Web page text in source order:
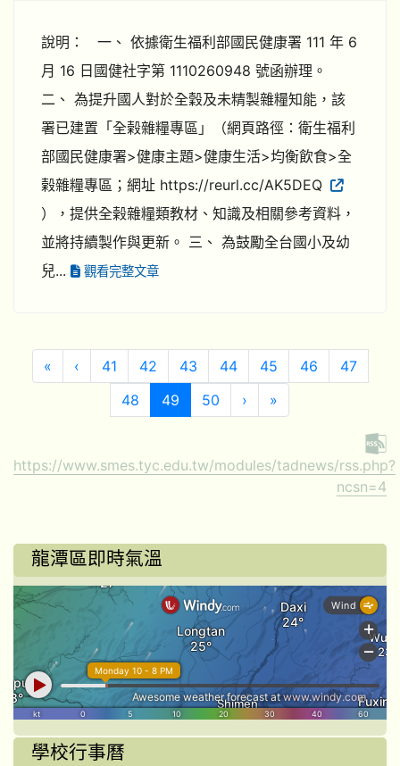
說明： 一、 依據衛生福利部國民健康署 111 年 6
月 16 日國健社字第 1110260948 號函辦理。
二、 為提升國人對於全穀及未精製雜糧知能，該
署已建置「全榖雜糧專區」（網頁路徑：衛生福利
部國民健康署>健康主題>健康生活>均衡飲食>全
榖雜糧專區；網址 https://reurl.cc/AK5DEQ
），提供全榖雜糧類教材、知識及相關參考資料，
並將持續製作與更新。 三、 為鼓勵全台國小及幼
兒...
觀看完整文章
«第一頁
‹上一頁
41 42 43 44 45 46
47
48
49 (目前頁次)
50 › 下一頁
»
https://www.smes.tyc.edu.tw/modules/tadnews/rss.php?
ncsn=4
龍潭區即時氣溫
學校行事曆